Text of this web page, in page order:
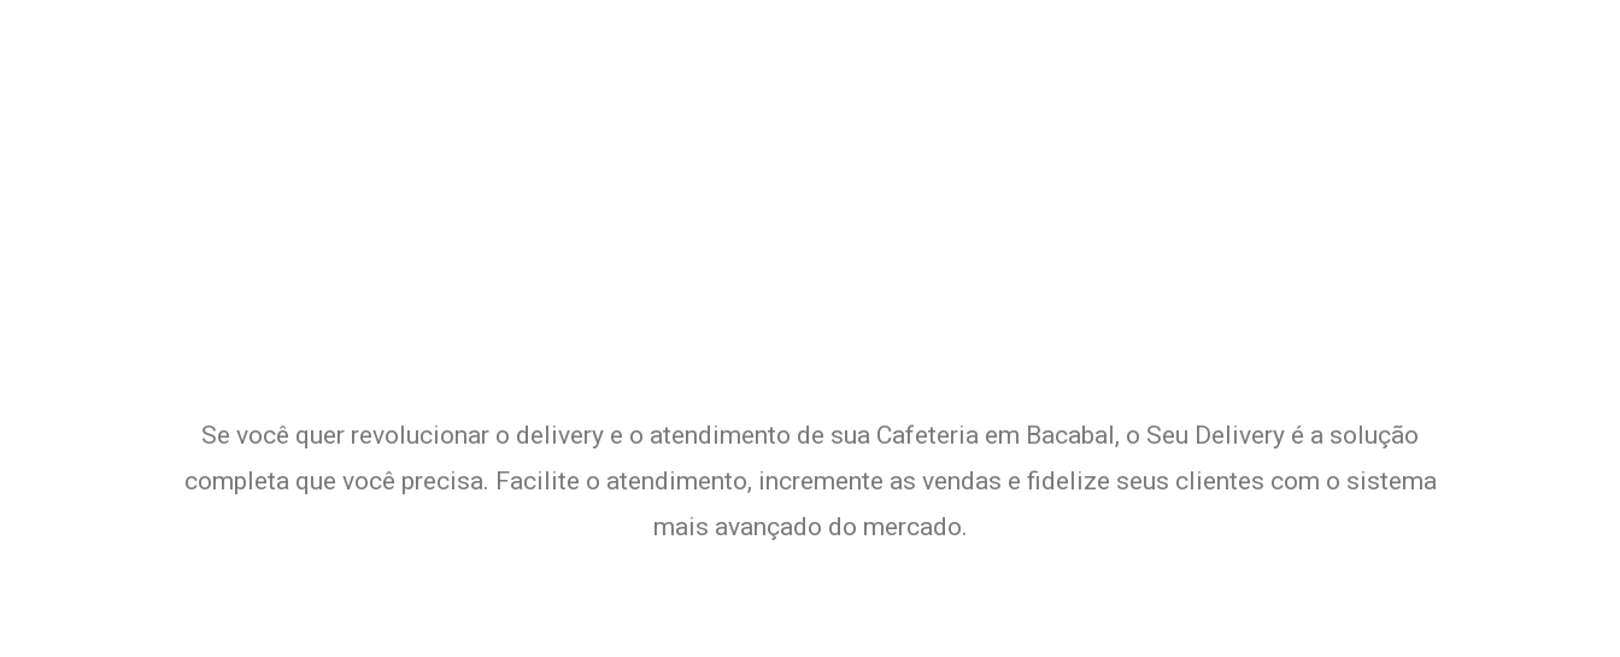
Se você quer revolucionar o delivery e o atendimento de sua Cafeteria em Bacabal, o Seu Delivery é a solução
completa que você precisa. Facilite o atendimento, incremente as vendas e fidelize seus clientes com o sistema
mais avançado do mercado.